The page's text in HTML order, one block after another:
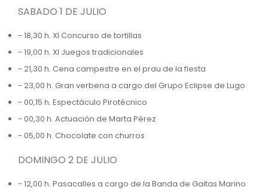
SABADO 1 DE JULIO
- 18,30 h. XI Concurso de tortillas
- 19,00 h. XI Juegos tradicionales
- 21,30 h. Cena campestre en el prau de la fiesta
- 23,00 h. Gran verbena a cargo del Grupo Eclipse de Lugo
- 00,15 h. Espectáculo Pirotécnico
- 00,30 h. Actuación de Marta Pérez
- 05,00 h. Chocolate con churros
DOMINGO 2 DE JULIO
- 12,00 h. Pasacalles a cargo de la Banda de Gaitas Marino